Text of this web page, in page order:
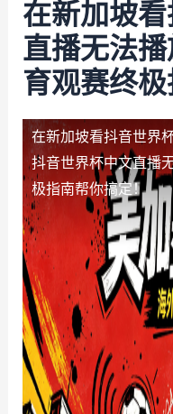
在新加坡
直播无法
育观赛终极
在新加坡看抖音世界
抖音世界杯中文直播
极指南帮你搞定！